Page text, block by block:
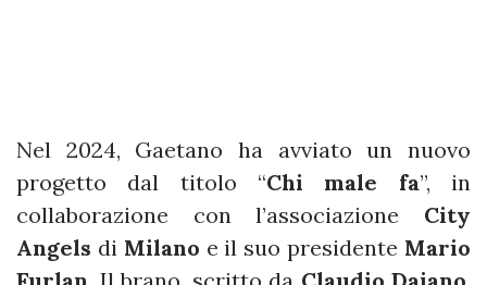
Nel 2024, Gaetano ha avviato un nuovo
progetto dal titolo “Chi male fa”, in
collaborazione con l’associazione City
Angels di Milano e il suo presidente Mario